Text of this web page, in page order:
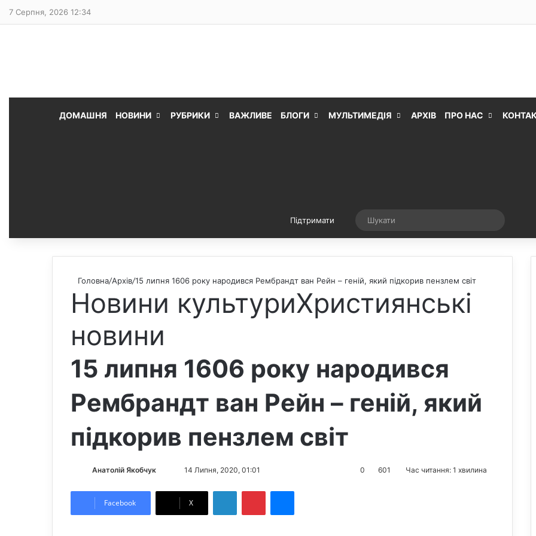
7 Серпня, 2026 12:34
ДОМАШНЯ НОВИНИ РУБРИКИ ВАЖЛИВЕ БЛОГИ МУЛЬТИМЕДІЯ АРХІВ ПРО НАС
Підтримати Випадкова стаття
Головна/Архів/15 липня 1606 року народився Рембрандт ван Рейн – геній, який підкорив пензлем світ
Новини культуриХристиянські
новини
15 липня 1606 року народився
Рембрандт ван Рейн – геній, який
підкорив пензлем світ
Анатолій Якобчук
l d
14 Липня, 2020, 01:01 0 601 Час читання: 1 хвилина
Facebook X